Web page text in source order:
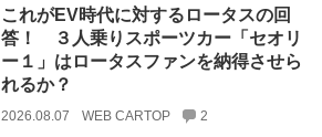
これがEV時代に対するロータスの回
答！ ３人乗りスポーツカー「セオリ
ー１」はロータスファンを納得させら
れるか？
2026.08.07 WEB CARTOP 2